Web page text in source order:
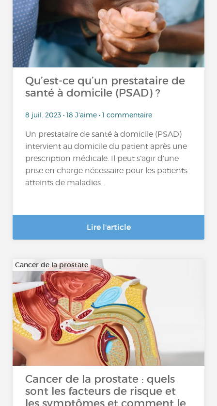
Qu’est-ce qu’un prestataire de
santé à domicile (PSAD) ?
8 juil. 2023 • 18 J'aime • 1 commentaire
Un prestataire de santé à domicile (PSAD)
intervient au domicile du patient après une
prescription médicale. Il peut s’agir d’une
prise en charge nécessaire pour les patients
atteints de maladies...
Lire l'article
Cancer de la prostate
Cancer de la prostate : quels
sont les facteurs de risque et
les symptômes et comment le